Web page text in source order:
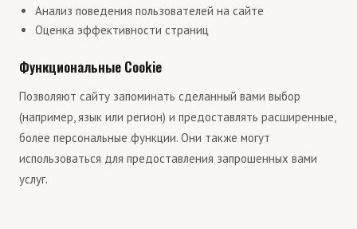
Анализ поведения пользователей на сайте
Оценка эффективности страниц
Функциональные Cookie
Позволяют сайту запоминать сделанный вами выбор
(например, язык или регион) и предоставлять расширенные,
более персональные функции. Они также могут
использоваться для предоставления запрошенных вами
услуг.